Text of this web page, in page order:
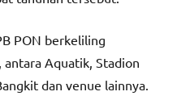
PON berkeliling
Aquatik, Stadion
dan venue lainnya.